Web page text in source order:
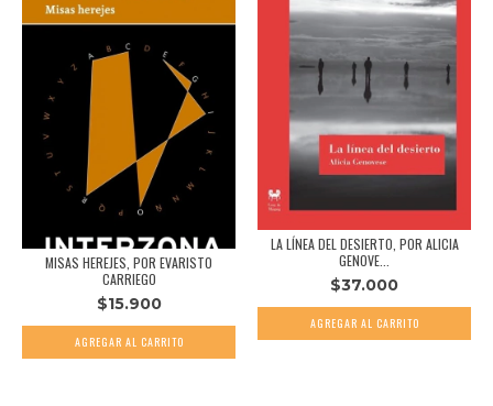
MISAS HEREJES, POR EVARISTO
CARRIEGO
$15.900
LA LÍNEA DEL DESIERTO, POR ALICIA
GENOVE...
$37.000